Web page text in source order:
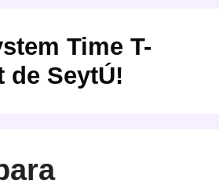
Time T-
de SeytÚ!